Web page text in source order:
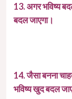
13. अगर भविष्य
बदल जाएगा।
14. जैसा बनना
भविष्य खुद बदल